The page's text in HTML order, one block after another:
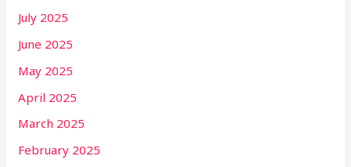
July 2025
June 2025
May 2025
April 2025
March 2025
February 2025